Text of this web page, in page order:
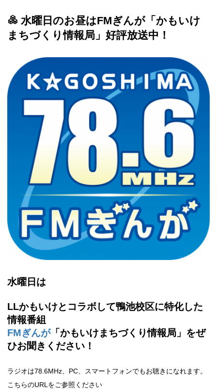
水曜日のお昼はFMぎんが「かもいけ
まちづくり情報局」好評放送中！
水曜日は
LLかもいけとコラボして鴨池校区に特化した
情報番組
FMぎんが「かもいけまちづくり情報局」をぜ
ひお聞きください！
ラジオは78.6MHz、PC、スマートフォンでもお聴きになれます。
こちらのURLをご参照ください